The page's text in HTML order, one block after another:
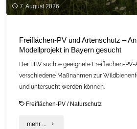
7. August 2026
Freiflächen-PV und Artenschutz –
Modellprojekt in Bayern gesucht
Der LBV suchte geeignete Freiflächen-
verschiedene Maßnahmen zur
und untersucht werden können.
Freiflächen-PV / Naturschutz
mehr ... "Freiflächen-